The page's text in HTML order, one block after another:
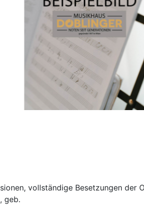
vollständige Besetzungen
geb.